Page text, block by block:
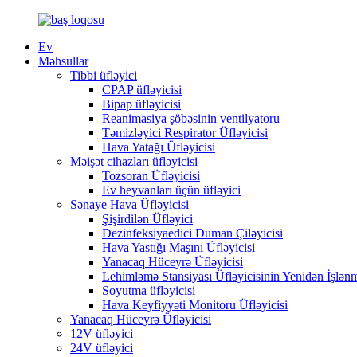
Ev
Məhsullar
Tibbi üfləyici
CPAP üfləyicisi
Bipap üfləyicisi
Reanimasiya şöbəsinin ventilyatoru
Təmizləyici Respirator Üfləyicisi
Hava Yatağı Üfləyicisi
Məişət cihazları üfləyicisi
Tozsoran Üfləyicisi
Ev heyvanları üçün üfləyici
Sənaye Hava Üfləyicisi
Şişirdilən Üfləyici
Dezinfeksiyaedici Duman Çiləyicisi
Hava Yastığı Maşını Üfləyicisi
Yanacaq Hüceyrə Üfləyicisi
Lehimləmə Stansiyası Üfləyicisinin Yenidən
Soyutma üfləyicisi
Hava Keyfiyyəti Monitoru Üfləyicisi
Yanacaq Hüceyrə Üfləyicisi
12V üfləyici
24V üfləyici